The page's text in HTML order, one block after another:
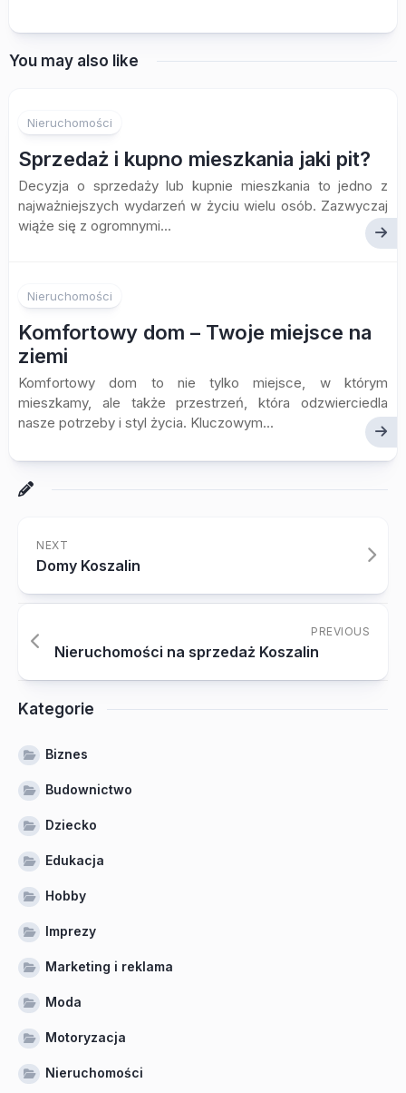
You may also like
Nieruchomości
Sprzedaż i kupno mieszkania jaki pit?
Decyzja o sprzedaży lub kupnie mieszkania to jedno z
najważniejszych wydarzeń w życiu wielu osób. Zazwyczaj
wiąże się z ogromnymi...
Nieruchomości
Komfortowy dom – Twoje miejsce na
ziemi
Komfortowy dom to nie tylko miejsce, w którym
mieszkamy, ale także przestrzeń, która odzwierciedla
nasze potrzeby i styl życia. Kluczowym...
NEXT
Domy Koszalin
PREVIOUS
Nieruchomości na sprzedaż Koszalin
Kategorie
Biznes
Budownictwo
Dziecko
Edukacja
Hobby
Imprezy
Marketing i reklama
Moda
Motoryzacja
Nieruchomości